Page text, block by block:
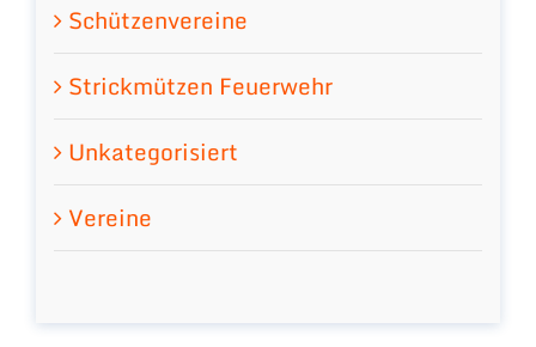
Schützenvereine
Strickmützen Feuerwehr
Unkategorisiert
Vereine